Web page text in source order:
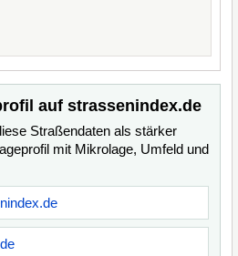
auf strassenindex.de
Straßendaten als stärker
mit Mikrolage, Umfeld und